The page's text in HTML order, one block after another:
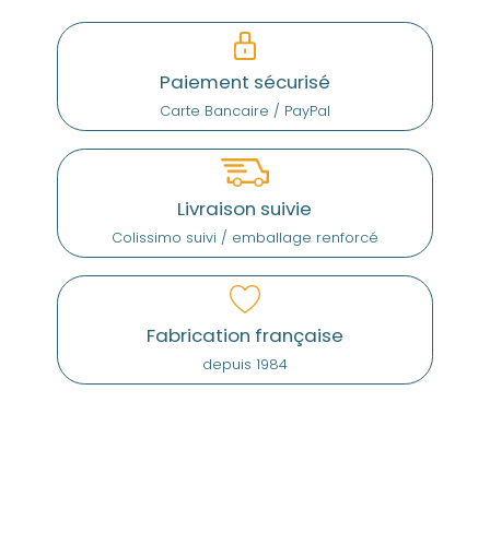
Paiement sécurisé
Carte Bancaire / PayPal
Livraison suivie
Colissimo suivi / emballage renforcé
Fabrication française
depuis 1984